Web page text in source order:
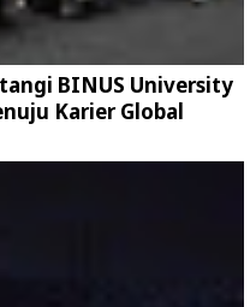
BINUS University
Karier Global